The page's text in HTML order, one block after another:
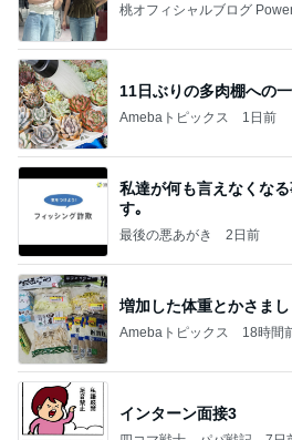
桃オフィシャルブログ
11日ぶりの多肉棚への
Amebaトピックス 1日前
私達が何も言えなくな
す｡
最後の悪あがき 2日前
増加した体重とかさま
Amebaトピックス 18時間
インターン面接3